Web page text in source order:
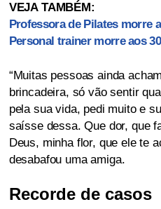
VEJA TAMBÉM:
Professora de Pilates morre
Personal trainer morre aos
“Muitas pessoas ainda
brincadeira, só vão sentir
pela sua vida, pedi muito e
saísse dessa. Que dor, que
Deus, minha flor, que ele te
desabafou uma amiga.
Recorde de casos